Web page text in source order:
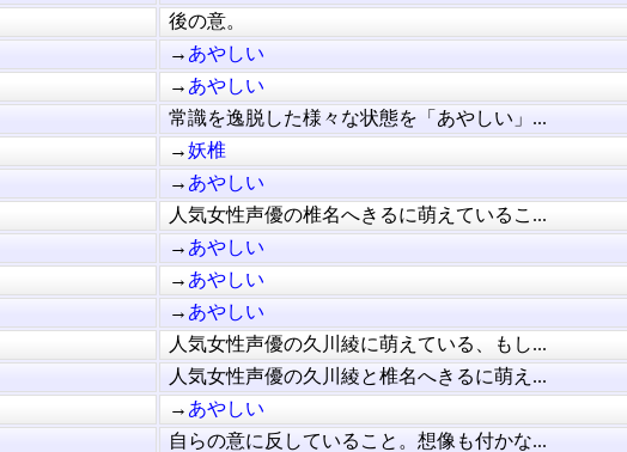
後の意。
→ あやしい
→ あやしい
常識を逸脱した様々な状態を「あやしい」...
→妖椎
→ あやしい
人気女性声優の椎名へきるに萌えているこ...
→ あやしい
→ あやしい
→ あやしい
人気女性声優の久川綾に萌えている、もし...
人気女性声優の久川綾と椎名へきるに萌え...
→ あやしい
自らの意に反していること。想像も付かな...